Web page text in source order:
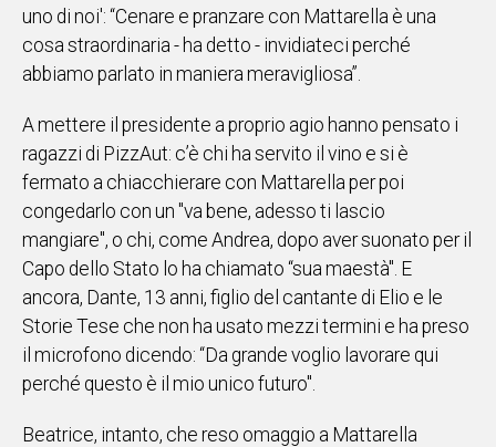
uno di noi': “Cenare e pranzare con Mattarella è una
cosa straordinaria - ha detto - invidiateci perché
abbiamo parlato in maniera meravigliosa”.
A mettere il presidente a proprio agio hanno pensato i
ragazzi di PizzAut: c’è chi ha servito il vino e si è
fermato a chiacchierare con Mattarella per poi
congedarlo con un "va bene, adesso ti lascio
mangiare", o chi, come Andrea, dopo aver suonato per il
Capo dello Stato lo ha chiamato “sua maestà". E
ancora, Dante, 13 anni, figlio del cantante di Elio e le
Storie Tese che non ha usato mezzi termini e ha preso
il microfono dicendo: “Da grande voglio lavorare qui
perché questo è il mio unico futuro".
Beatrice, intanto, che reso omaggio a Mattarella